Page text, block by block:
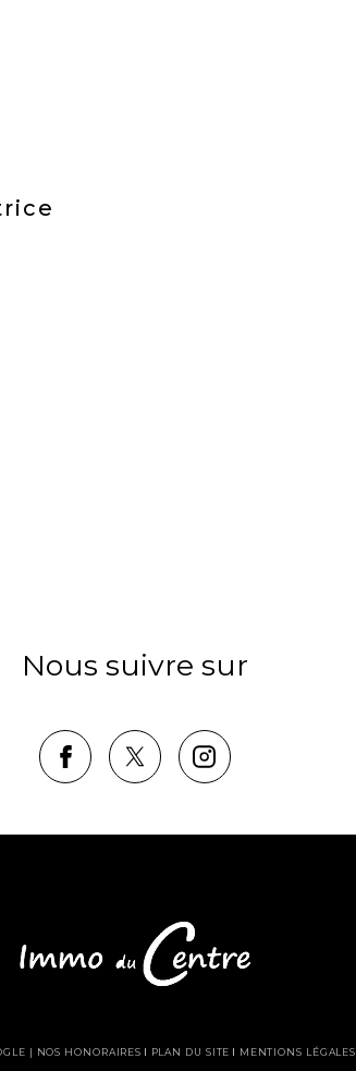
Nous suivre sur
| NOS HONORAIRES PLAN DU SITE MENTIONS LÉGALES